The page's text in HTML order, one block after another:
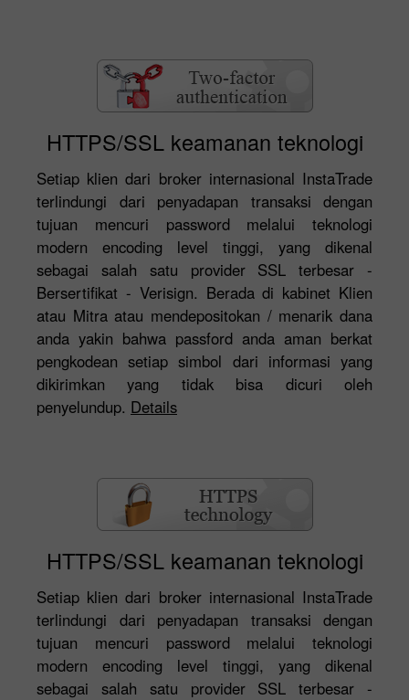
HTTPS/SSL keamanan teknologi
Setiap klien dari broker internasional InstaTrade
terlindungi dari penyadapan transaksi dengan
tujuan mencuri password melalui teknologi
modern encoding level tinggi, yang dikenal
sebagai salah satu provider SSL terbesar -
Bersertifikat - Verisign. Berada di kabinet Klien
atau Mitra atau mendepositokan / menarik dana
anda yakin bahwa passford anda aman berkat
pengkodean setiap simbol dari informasi yang
dikirimkan yang tidak bisa dicuri oleh
penyelundup. Details
HTTPS/SSL keamanan teknologi
Setiap klien dari broker internasional InstaTrade
terlindungi dari penyadapan transaksi dengan
tujuan mencuri password melalui teknologi
modern encoding level tinggi, yang dikenal
sebagai salah satu provider SSL terbesar -